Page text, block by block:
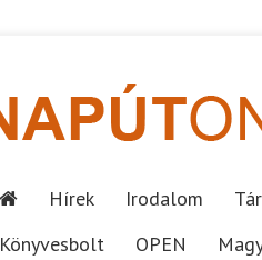
Hírek Irodalom
Könyvesbolt
OPEN